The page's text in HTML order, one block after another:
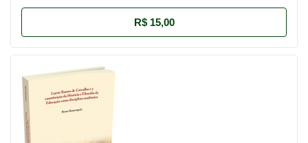
R$ 15,00